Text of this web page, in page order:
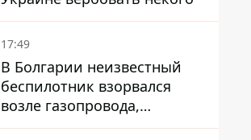
17:49
В Болгарии неизвестный
беспилотник взорвался
возле газопровода,
которым поставляют газ в